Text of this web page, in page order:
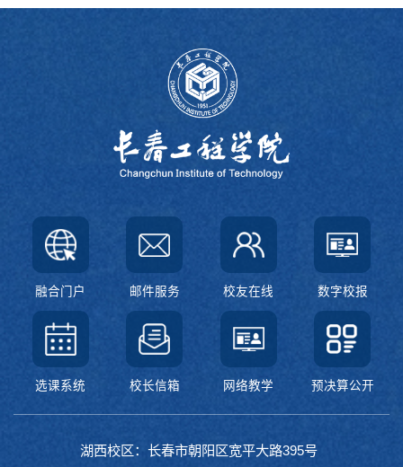
融合门户 邮件服务 校友在线 数字校报
选课系统 校长信箱 网络教学 预决算公开
湖西校区：长春市朝阳区宽平大路395号